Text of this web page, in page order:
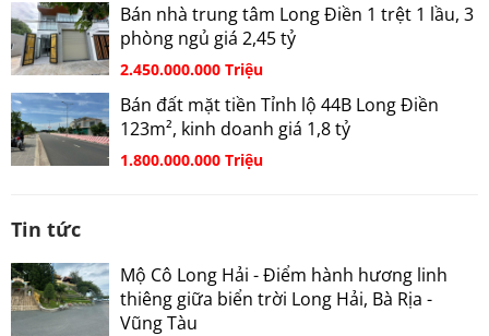
Bán nhà trung tâm Long Điền 1 trệt 1 lầu, 3
phòng ngủ giá 2,45 tỷ
2.450.000.000 Triệu
Bán đất mặt tiền Tỉnh lộ 44B Long Điền
123m², kinh doanh giá 1,8 tỷ
1.800.000.000 Triệu
Tin tức
Mộ Cô Long Hải - Điểm hành hương linh
thiêng giữa biển trời Long Hải, Bà Rịa -
Vũng Tàu